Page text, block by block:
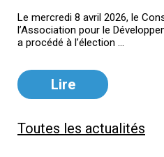
Le mercredi 8 avril 2026, le
l’Association pour le
a procédé à l’élection ...
Lire
Toutes les actualités